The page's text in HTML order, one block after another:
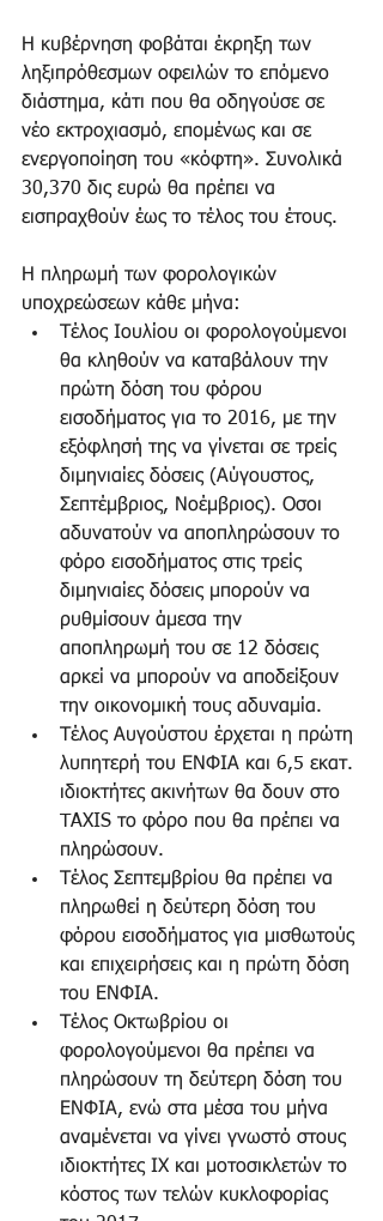
Η κυβέρνηση φοβάται έκρηξη των
ληξιπρόθεσμων οφειλών το επόμενο
διάστημα, κάτι που θα οδηγούσε σε
νέο εκτροχιασμό, επομένως και σε
ενεργοποίηση του «κόφτη». Συνολικά
30,370 δις ευρώ θα πρέπει να
εισπραχθούν έως το τέλος του έτους.
Η πληρωμή των φορολογικών
υποχρεώσεων κάθε μήνα:
Τέλος Ιουλίου οι φορολογούμενοι
θα κληθούν να καταβάλουν την
πρώτη δόση του φόρου
εισοδήματος για το 2016, με την
εξόφλησή της να γίνεται σε τρείς
διμηνιαίες δόσεις (Αύγουστος,
Σεπτέμβριος, Νοέμβριος). Οσοι
αδυνατούν να αποπληρώσουν το
φόρο εισοδήματος στις τρείς
διμηνιαίες δόσεις μπορούν να
ρυθμίσουν άμεσα την
αποπληρωμή του σε 12 δόσεις
αρκεί να μπορούν να αποδείξουν
την οικονομική τους αδυναμία.
Τέλος Αυγούστου έρχεται η πρώτη
λυπητερή του ΕΝΦΙΑ και 6,5 εκατ.
ιδιοκτήτες ακινήτων θα δουν στο
TAXIS το φόρο που θα πρέπει να
πληρώσουν.
Τέλος Σεπτεμβρίου θα πρέπει να
πληρωθεί η δεύτερη δόση του
φόρου εισοδήματος για μισθωτούς
και επιχειρήσεις και η πρώτη δόση
του ΕΝΦΙΑ.
Τέλος Οκτωβρίου οι
φορολογούμενοι θα πρέπει να
πληρώσουν τη δεύτερη δόση του
ΕΝΦΙΑ, ενώ στα μέσα του μήνα
αναμένεται να γίνει γνωστό στους
ιδιοκτήτες ΙΧ και μοτοσικλετών το
κόστος των τελών κυκλοφορίας